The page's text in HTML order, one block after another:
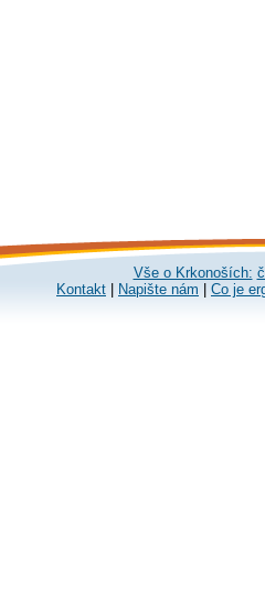
Vše o Krkonoších:
Kontakt
Napište nám Co je